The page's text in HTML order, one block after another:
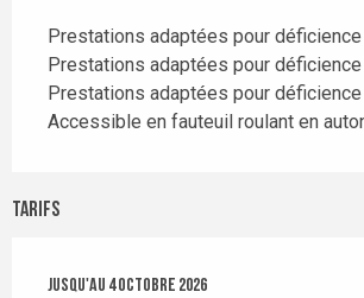
Prestations adaptées pour
Prestations adaptées pour
Prestations adaptées pour
Accessible en fauteuil roulant en
Tarifs
Du20 mai 2026au4 octobre 2026
Jusqu'au 4 octobre 2026